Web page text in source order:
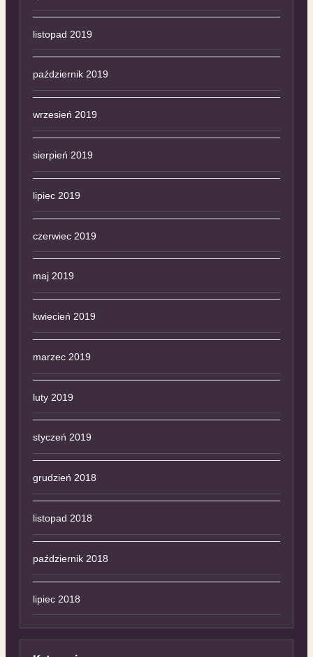
listopad 2019
październik 2019
wrzesień 2019
sierpień 2019
lipiec 2019
czerwiec 2019
maj 2019
kwiecień 2019
marzec 2019
luty 2019
styczeń 2019
grudzień 2018
listopad 2018
październik 2018
lipiec 2018